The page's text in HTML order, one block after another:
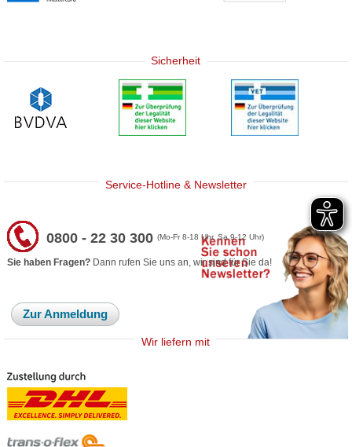
Sicherheit
Service-Hotline & Newsletter
0800 - 22 30 300(Mo-Fr 8-18 Uhr, Sa 9-12 Uhr)
Sie haben Fragen? Dann rufen Sie uns an, wir sind für Sie da!
Zur Anmeldung
Wir liefern mit